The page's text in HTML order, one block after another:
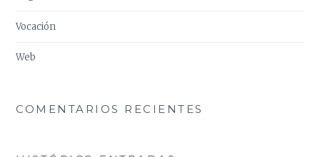
Vocación
Web
COMENTARIOS RECIENTES